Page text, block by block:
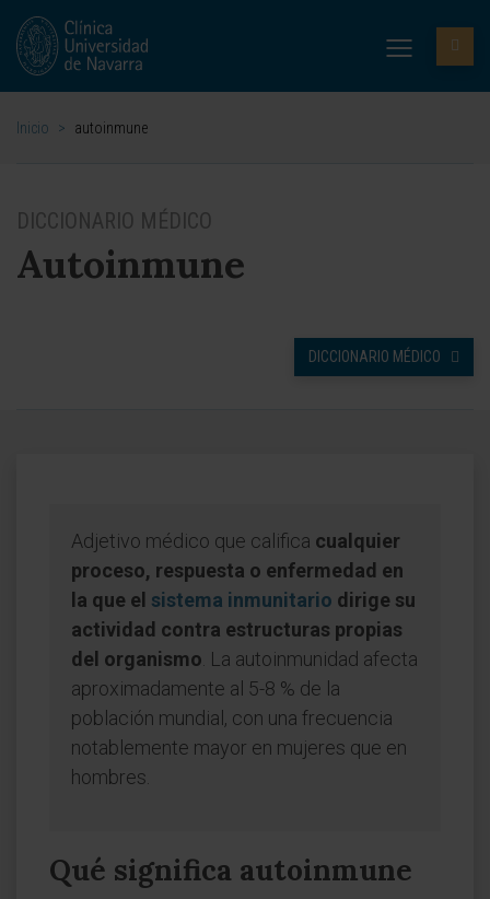
Inicio > autoinmune
DICCIONARIO MÉDICO
Autoinmune
DICCIONARIO MÉDICO
Adjetivo médico que califica cualquier
proceso, respuesta o enfermedad en
la que el sistema inmunitario dirige su
actividad contra estructuras propias
del organismo . La autoinmunidad afecta
aproximadamente al 5-8 % de la
población mundial, con una frecuencia
notablemente mayor en mujeres que en
hombres.
Qué significa autoinmune